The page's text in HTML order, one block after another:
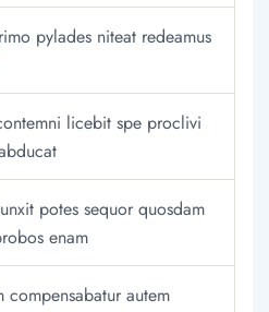
pylades niteat redeamus
licebit spe proclivi
potes sequor quosdam
enam
compensabatur autem